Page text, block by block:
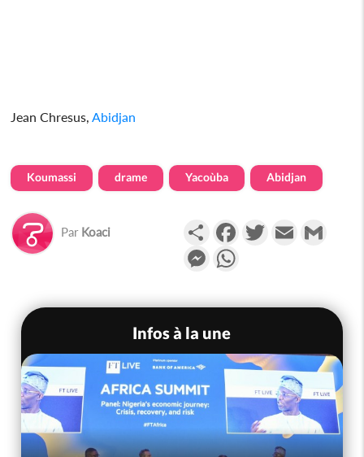
Jean Chresus, Abidjan
Koumassi drame Yacoùba Abidjan
Par Koaci PartagerFacebookTwitterEmail
Messenger
Infos à la une